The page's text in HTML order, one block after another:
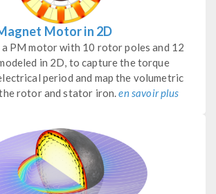
Motor in 2D
PM motor with 10 rotor poles and 12
in 2D, to capture the torque
period and map the volumetric
rotor and stator iron.en savoir plus